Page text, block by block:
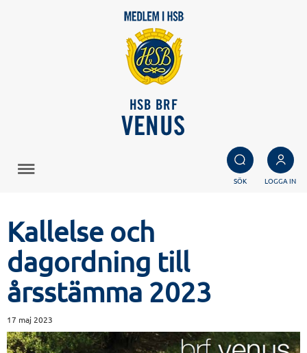
HSB BRF
VENUS
SÖK LOGGA IN
Kallelse och
dagordning till
årsstämma 2023
17 maj 2023